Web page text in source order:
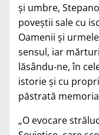
și umbre,
poveștii sale cu
Oamenii și
sensul, iar
lăsându-ne, în
istorie și cu
păstrată
„O evocare